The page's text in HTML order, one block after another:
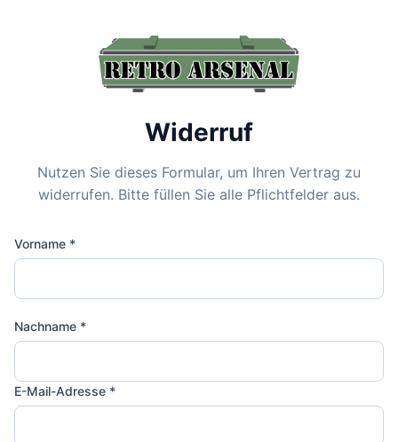
Widerruf
Nutzen Sie dieses Formular, um Ihren Vertrag zu
widerrufen. Bitte füllen Sie alle Pflichtfelder aus.
Vorname *
Nachname *
E-Mail-Adresse *